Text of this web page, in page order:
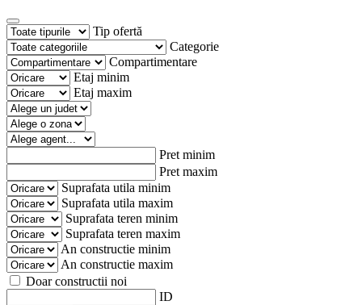
Tip ofertă
Categorie
Compartimentare
Etaj minim
Etaj maxim
Pret minim
Pret maxim
Suprafata utila minim
Suprafata utila maxim
Suprafata teren minim
Suprafata teren maxim
An constructie minim
An constructie maxim
Doar constructii noi
ID